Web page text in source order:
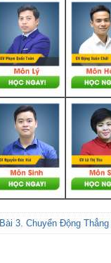
Bài 3. Chuyển Động